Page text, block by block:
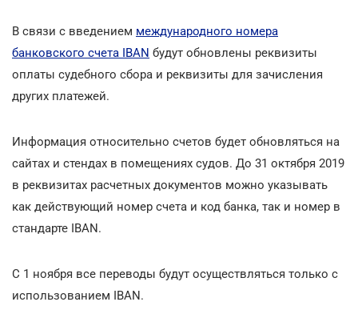
В связи с введением международного номера
банковского счета IBAN будут обновлены реквизиты
оплаты судебного сбора и реквизиты для зачисления
других платежей.
Информация относительно счетов будет обновляться на
сайтах и стендах в помещениях судов. До 31 октября 2019
в реквизитах расчетных документов можно указывать
как действующий номер счета и код банка, так и номер в
стандарте IBAN.
С 1 ноября все переводы будут осуществляться только с
использованием IBAN.